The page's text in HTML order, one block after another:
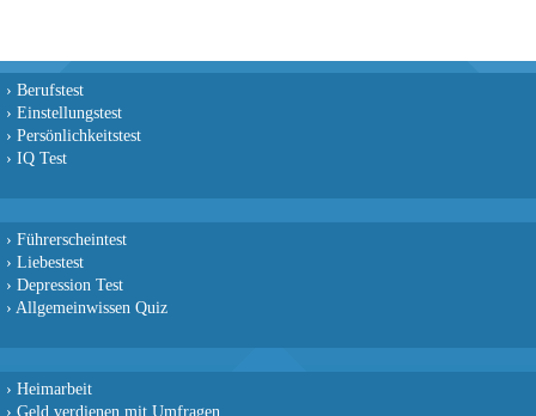
› Berufstest
› Einstellungstest
› Persönlichkeitstest
› IQ Test
› Führerscheintest
› Liebestest
› Depression Test
› Allgemeinwissen Quiz
› Heimarbeit
› Geld verdienen mit Umfragen